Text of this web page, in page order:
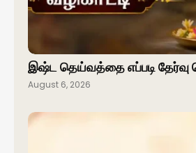
இஷ்ட தெய்வத்தை எப்படி தேர்வு
August 6, 2026